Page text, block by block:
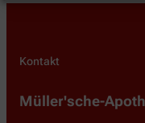
Kontakt
Müller'sche-